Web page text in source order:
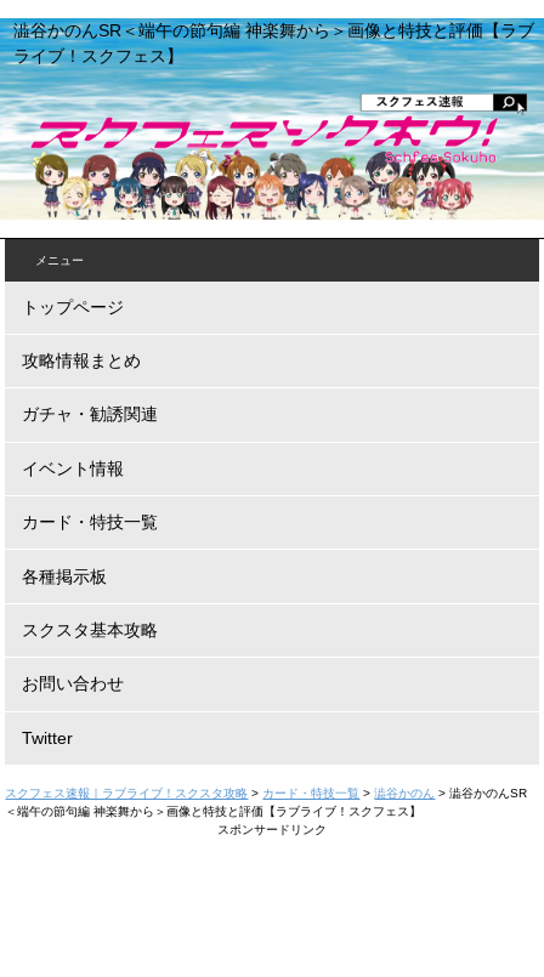
澁谷かのんSR＜端午の節句編 神楽舞から＞画像と特技と評価【ラブ
ライブ！スクフェス】
メニュー
トップページ
攻略情報まとめ
ガチャ・勧誘関連
イベント情報
カード・特技一覧
各種掲示板
スクスタ基本攻略
お問い合わせ
Twitter
スクフェス速報｜ラブライブ！スクスタ攻略 > カード・特技一覧 >澁谷かのん >澁谷かのんSR
＜端午の節句編 神楽舞から＞画像と特技と評価【ラブライブ！スクフェス】
スポンサードリンク